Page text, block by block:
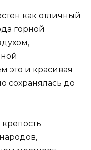
как отличный
горной
это и красивая
сохранялась до